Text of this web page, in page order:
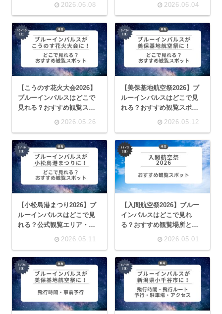
2026.06.08 2026.06.04
【こうのす花火大会2026】
ブルーインパルスはどこで
見れる？おすすめ観覧スポ
2026.05.26
【美保基地航空祭2026】ブ
ルーインパルスはどこで見
れる？おすすめ観覧スポッ
2026.05.12
【小松島港まつり2026】ブ
ルーインパルスはどこで見
れる？公式観覧エリア・穴
場スポットまとめ
2026.05.11
【入間航空祭2026】ブルー
インパルスはどこで見れ
る？おすすめ観覧場所と混
雑回避スポット
2026.05.01